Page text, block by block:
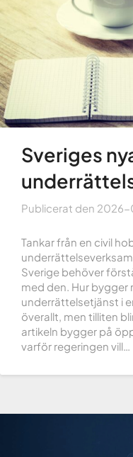
Sveriges
Publicerat den
Tankar från en civil
Sverige behöver
med den. Hur bygger
underrättelsetjänst i
överallt, men tilliten
artikeln bygger på
varför regeringen vill…